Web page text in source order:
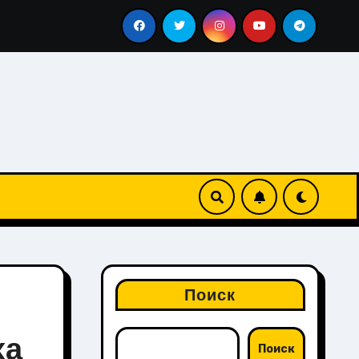
Что делают на сороковой день после
Поиск
Поиск